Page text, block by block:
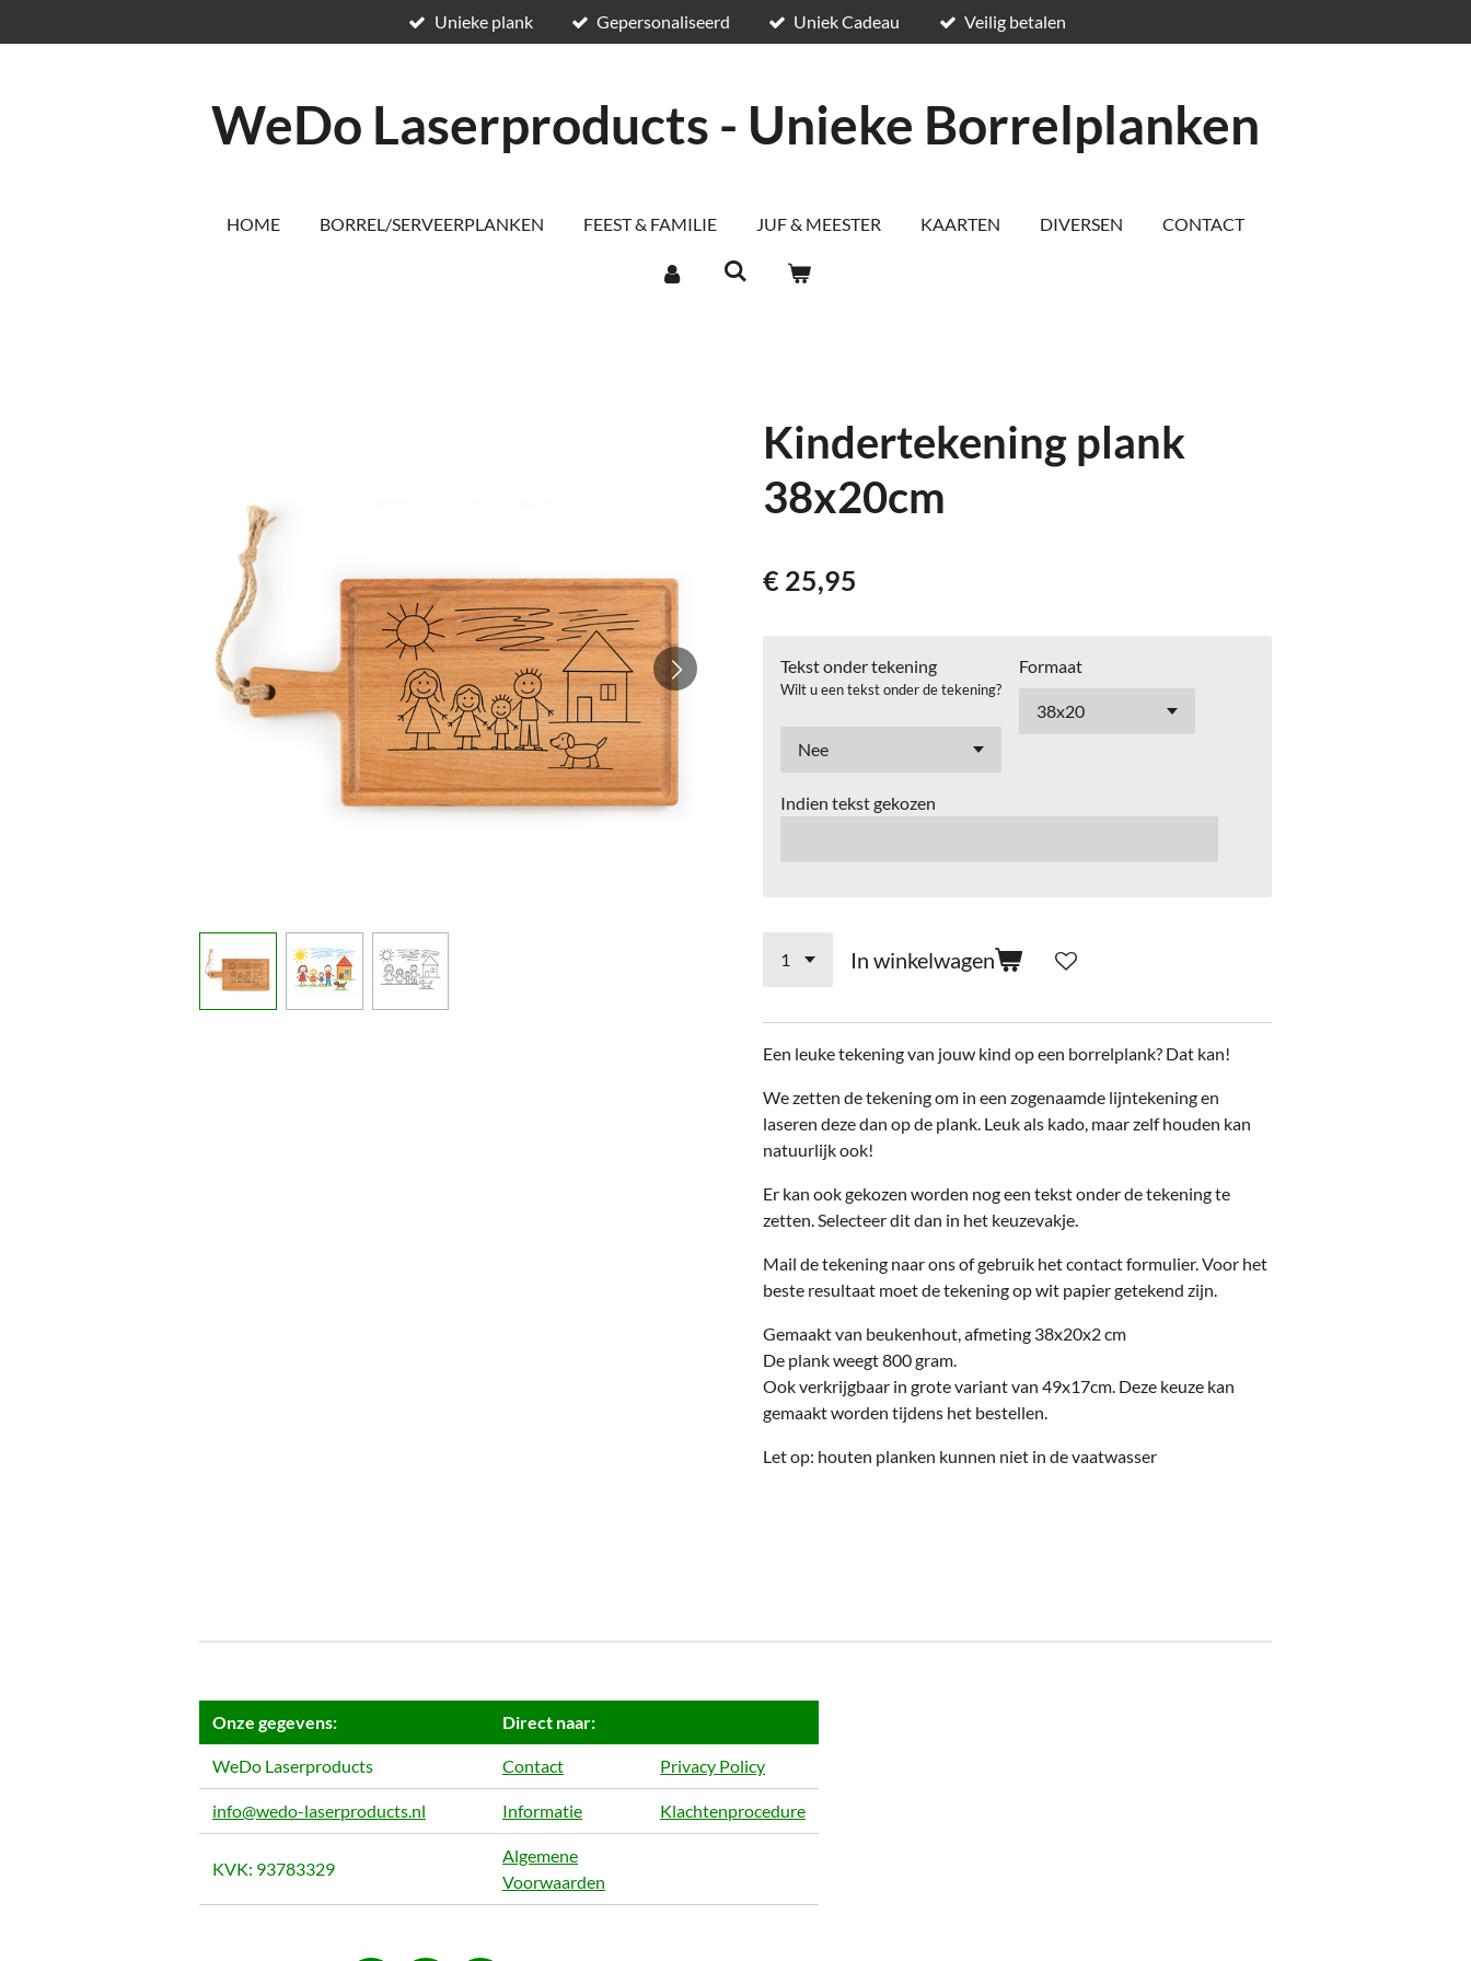
direct
Unieke plank Gepersonaliseerd Uniek Cadeau Veilig betalen
WeDo Laserproducts - Unieke Borrelplanken
HOME BORREL/SERVEERPLANKEN FEEST & FAMILIE JUF & MEESTER KAARTEN DIVERSEN CONTACT
Kindertekening plank
38x20cm
€ 25,95
Tekst onder tekening
Wilt u een tekst onder de tekening?
Formaat
Indien tekst gekozen
In winkelwagen
Een leuke tekening van jouw kind op een borrelplank? Dat kan!
We zetten de tekening om in een zogenaamde lijntekening en
laseren deze dan op de plank. Leuk als kado, maar zelf houden kan
natuurlijk ook!
Er kan ook gekozen worden nog een tekst onder de tekening te
zetten. Selecteer dit dan in het keuzevakje.
Mail de tekening naar ons of gebruik het contact formulier. Voor het
beste resultaat moet de tekening op wit papier getekend zijn.
Gemaakt van beukenhout, afmeting 38x20x2 cm
De plank weegt 800 gram.
Ook verkrijgbaar in grote variant van 49x17cm. Deze keuze kan
gemaakt worden tijdens het bestellen.
Let op: houten planken kunnen niet in de vaatwasser
Onze gegevens: Direct naar:
WeDo Laserproducts Contact Privacy Policy
info@wedo-laserproducts.nl Informatie Klachtenprocedure
KVK: 93783329
Algemene
Voorwaarden